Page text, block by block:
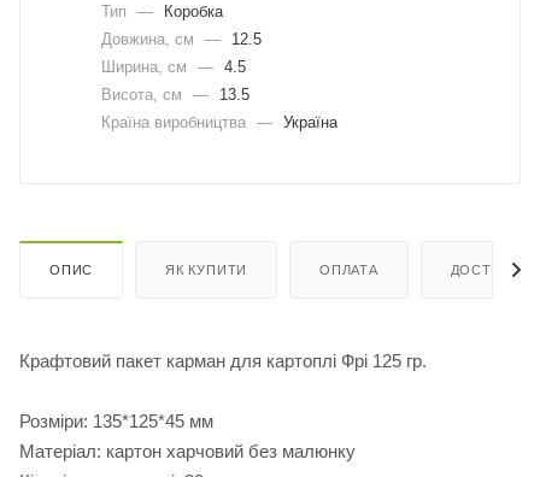
Тип
—
Коробка
Довжина, cм
—
12.5
Ширина, cм
— 4.5
Висота, см
—
13.5
Країна виробництва — Україна
ОПИС ЯК КУПИТИ ОПЛАТА ДОСТАВКА
Крафтовий пакет карман для картоплі Фрі 125 гр.
Розміри: 135*125*45 мм
Матеріал: картон харчовий без малюнку